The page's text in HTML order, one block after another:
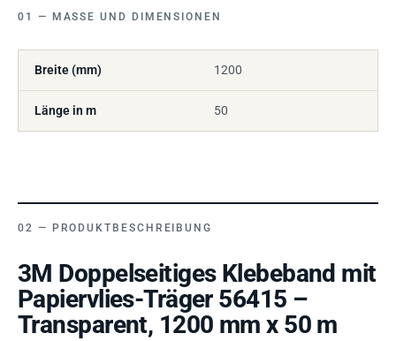
MASSE UND DIMENSIONEN
Breite (mm) 1200
Länge in m 50
PRODUKTBESCHREIBUNG
3M Doppelseitiges Klebeband mit
Papiervlies-Träger 56415 –
Transparent, 1200 mm x 50 m